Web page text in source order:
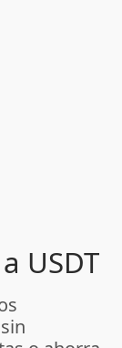
USDT